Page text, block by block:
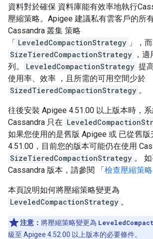
資料對於確保 資料庫能有效率地執行
壓縮策略。Apigee 建議私有雲客戶的所
Cassandra 叢集 策略
「 LeveledCompactionStrategy 」，
SizeTieredCompactionStrategy ，
列。
LeveledCompactionStrategy 提
使用率、效率 ，且所需的可用空間少於
SizedTieredCompactionStrategy 。
往後安裝 Apigee 4.51.00 以上版本時，
Cassandra 只在
如果您使用的是舊版 Apigee 或 已從舊
4.51.00，目前您的版本可能仍在使用
SizeTieredCompactionStrategy 。
Cassandra 版本，請參閱 「檢查壓縮策略
本頁說明如何將壓縮策略變更為
LeveledCompactionStrategy 。
注意： 將壓縮策略變更為
級至 Apigee 4.52.00 以上版本的必要條件。